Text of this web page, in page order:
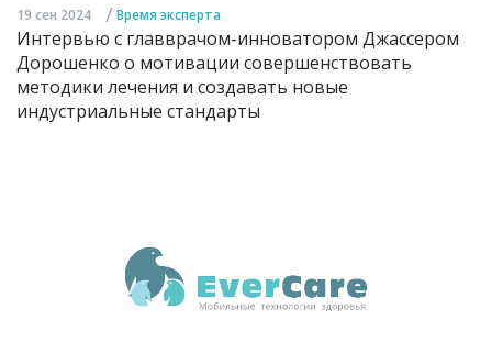
19 сен 2024 / Время эксперта
Интервью с главврачом-инноватором Джассером
Дорошенко о мотивации совершенствовать
методики лечения и создавать новые
индустриальные стандарты